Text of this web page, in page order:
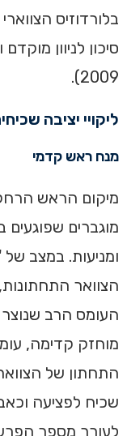
בלורדוזיס
2009).‏
ליקויי יציבה
מנח ראש קדמי
מיקום הראש
מוגברים
ומניעות. במצב של
העומס הרב
מוחזק קדימה,
התחתון של
שכיח לפציעה
לעורר מספר